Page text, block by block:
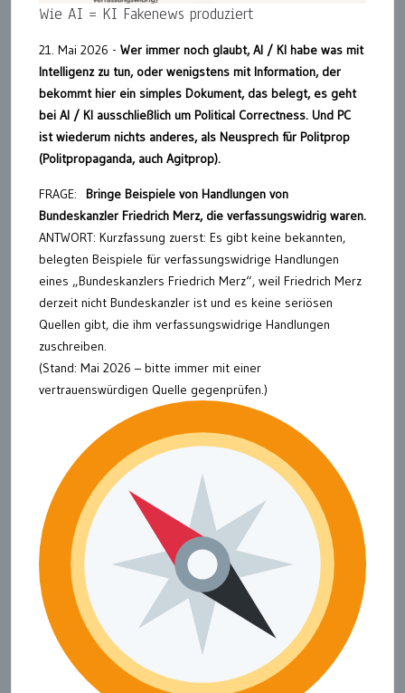
Wie AI = KI Fakenews produziert
21. Mai 2026 - Wer immer noch glaubt, AI / KI habe was mit
Intelligenz zu tun, oder wenigstens mit Information, der
bekommt hier ein simples Dokument, das belegt, es geht
bei AI / KI ausschließlich um Political Correctness. Und PC
ist wiederum nichts anderes, als Neusprech für Politprop
(Politpropaganda, auch Agitprop).
FRAGE:
Bringe Beispiele von Handlungen von
Bundeskanzler Friedrich Merz, die verfassungswidrig waren.
ANTWORT: Kurzfassung zuerst: Es gibt keine bekannten,
belegten Beispiele für verfassungswidrige Handlungen
eines „Bundeskanzlers Friedrich Merz“, weil Friedrich Merz
derzeit nicht Bundeskanzler ist und es keine seriösen
Quellen gibt, die ihm verfassungswidrige Handlungen
zuschreiben.
(Stand: Mai 2026 – bitte immer mit einer
vertrauenswürdigen Quelle gegenprüfen.)